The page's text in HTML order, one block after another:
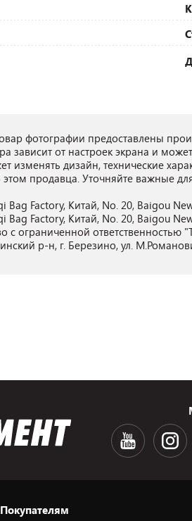
фотографии предоставлены
зависит от настроек экрана и
изменять дизайн, технические
продавца. Уточняйте важные
Bag Factory, Китай, No. 20, Baigou
Bag Factory, Китай, No. 20, Baigou
с ограниченной ответственностью
р-н, г. Березино, ул.
Покупателям